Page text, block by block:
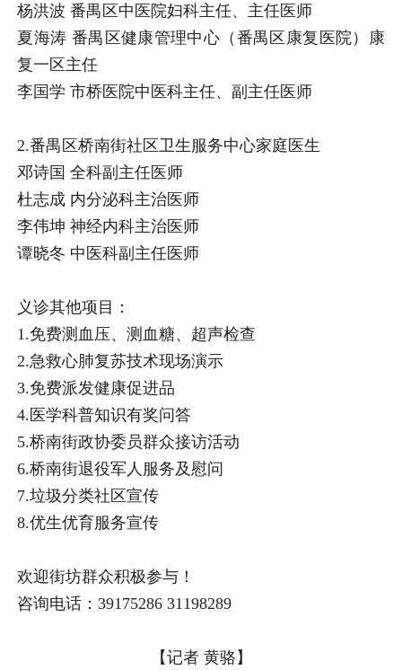
杨洪波 番禺区中医院妇科主任、主任医师
夏海涛 番禺区健康管理中心（番禺区康复医院）康
复一区主任
李国学 市桥医院中医科主任、副主任医师
2.番禺区桥南街社区卫生服务中心家庭医生
邓诗国 全科副主任医师
杜志成 内分泌科主治医师
李伟坤 神经内科主治医师
谭晓冬 中医科副主任医师
义诊其他项目：
1.免费测血压、测血糖、超声检查
2.急救心肺复苏技术现场演示
3.免费派发健康促进品
4.医学科普知识有奖问答
5.桥南街政协委员群众接访活动
6.桥南街退役军人服务及慰问
7.垃圾分类社区宣传
8.优生优育服务宣传
欢迎街坊群众积极参与！
咨询电话：39175286 31198289
【记者 黄骆 】